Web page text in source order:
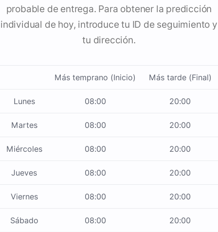
probable de entrega. Para obtener la predicción
individual de hoy, introduce tu ID de seguimiento y
tu dirección.
Más temprano (Inicio) Más tarde (Final)
Lunes 08:00 20:00
Martes 08:00 20:00
Miércoles 08:00 20:00
Jueves 08:00 20:00
Viernes 08:00 20:00
Sábado 08:00 20:00